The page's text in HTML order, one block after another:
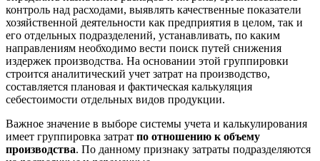
контроль над расходами, выявлять качественные показатели
хозяйственной деятельности как предприятия в целом, так и
его отдельных подразделений, устанавливать, по каким
направлениям необходимо вести поиск путей снижения
издержек производства. На основании этой группировки
строится аналитический учет затрат на производство,
составляется плановая и фактическая калькуляция
себестоимости отдельных видов продукции.
Важное значение в выборе системы учета и калькулирования
имеет группировка затрат по отношению к объему
производства. По данному признаку затраты подразделяются